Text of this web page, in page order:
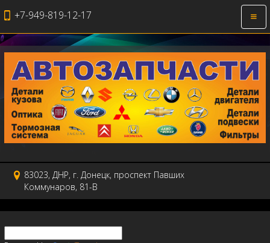
+7-949-819-12-17
83023, ДНР, г. Донецк, проспект Павших
Коммунаров, 81-В